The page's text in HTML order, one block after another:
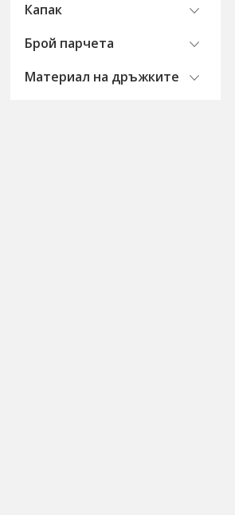
Капак
Брой парчета
Материал на дръжките